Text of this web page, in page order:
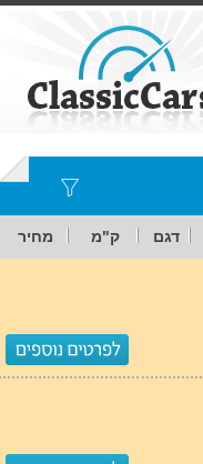
דגם ק"מ מחיר